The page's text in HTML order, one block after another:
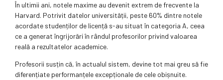
În ultimii ani, notele maxime au devenit extrem de frecvente la
Harvard. Potrivit datelor universității, peste 60% dintre notele
acordate studenților de licență s-au situat în categoria A, ceea
ce a generat îngrijorări în rândul profesorilor privind valoarea
reală a rezultatelor academice.
Profesorii susțin că, în actualul sistem, devine tot mai greu să fie
diferențiate performanțele excepționale de cele obișnuite.